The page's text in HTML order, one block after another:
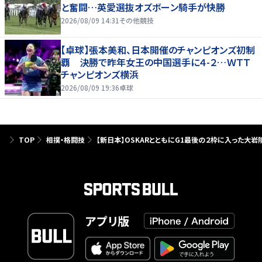
と奮闘…英愛選抜オズボーン騎手が快勝
2026/08/09 14:31 その他競技
【卓球】張本美和、日本開催のチャンピオンズ初制
覇 決勝で昨年女王の中国選手に４-２…ＷＴＴ
チャンピオンズ横浜
2026/08/09 19:36卓球
TOP 相撲・格闘技 【新日本】OSKARとともにG1最後の２枠に入った大岩
アプリ版